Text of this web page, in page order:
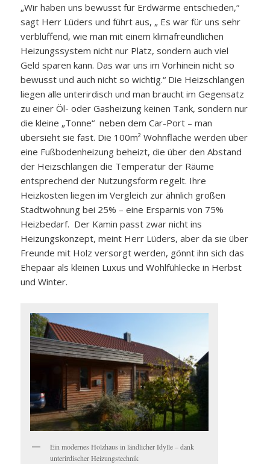
„Wir haben uns bewusst für Erdwärme entschieden,“
sagt Herr Lüders und führt aus, „ Es war für uns sehr
verblüffend, wie man mit einem klimafreundlichen
Heizungssystem nicht nur Platz, sondern auch viel
Geld sparen kann. Das war uns im Vorhinein nicht so
bewusst und auch nicht so wichtig.“ Die Heizschlangen
liegen alle unterirdisch und man braucht im Gegensatz
zu einer Öl- oder Gasheizung keinen Tank, sondern nur
die kleine „Tonne“ neben dem Car-Port – man
übersieht sie fast. Die 100m² Wohnfläche werden über
eine Fußbodenheizung beheizt, die über den Abstand
der Heizschlangen die Temperatur der Räume
entsprechend der Nutzungsform regelt. Ihre
Heizkosten liegen im Vergleich zur ähnlich großen
Stadtwohnung bei 25% – eine Ersparnis von 75%
Heizbedarf. Der Kamin passt zwar nicht ins
Heizungskonzept, meint Herr Lüders, aber da sie über
Freunde mit Holz versorgt werden, gönnt ihn sich das
Ehepaar als kleinen Luxus und Wohlfühlecke in Herbst
und Winter.
Ein modernes Holzhaus in ländlicher Idylle – dank
unterirdischer Heizungstechnik